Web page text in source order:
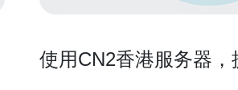
使用CN2香港服务器，